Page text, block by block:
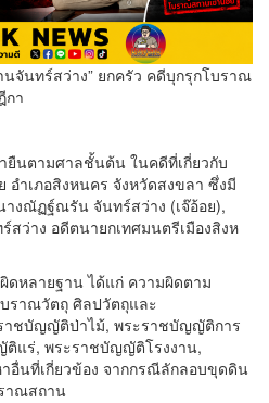
จันทร์สว่าง” ยกครัว คดีบุกรุกโบราณ
กา
นตามศาลชั้นต้น ในคดีที่เกี่ยวกับ
อำเภอสิงหนคร จังหวัดสงขลา ซึ่งมี
างณัฏฐ์ณรัน จันทร์สว่าง (เจ๊อ้อย),
ว่าง อดีตนายกเทศมนตรีเมืองสิงห
ดหลายฐาน ได้แก่ ความผิดตาม
ราณวัตถุ ศิลปวัตถุและ
ชบัญญัติป่าไม้, พระราชบัญญัติการ
แร่, พระราชบัญญัติโรงงาน,
อื่นที่เกี่ยวข้อง จากกรณีลักลอบขุดดิน
าณสถาน